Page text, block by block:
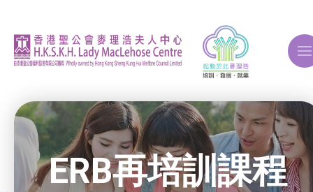
ERB再培訓課程